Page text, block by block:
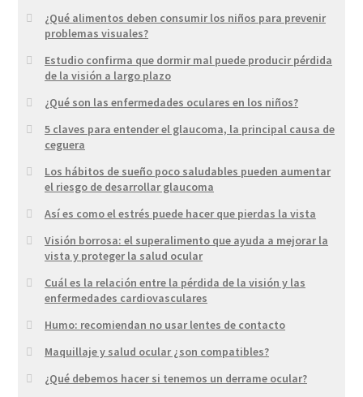
¿Qué alimentos deben consumir los niños para prevenir
problemas visuales?
Estudio confirma que dormir mal puede producir pérdida
de la visión a largo plazo
¿Qué son las enfermedades oculares en los niños?
5 claves para entender el glaucoma, la principal causa de
ceguera
Los hábitos de sueño poco saludables pueden aumentar
el riesgo de desarrollar glaucoma
Así es como el estrés puede hacer que pierdas la vista
Visión borrosa: el superalimento que ayuda a mejorar la
vista y proteger la salud ocular
Cuál es la relación entre la pérdida de la visión y las
enfermedades cardiovasculares
Humo: recomiendan no usar lentes de contacto
Maquillaje y salud ocular ¿son compatibles?
¿Qué debemos hacer si tenemos un derrame ocular?